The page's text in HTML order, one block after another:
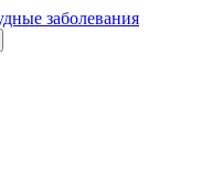
заболевания